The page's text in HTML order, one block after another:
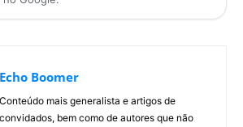
Echo Boomer
Conteúdo mais generalista e artigos de
convidados, bem como de autores que não